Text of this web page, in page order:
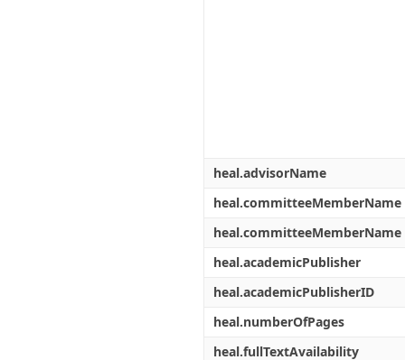
heal.advisorName
heal.committeeMemberName
heal.committeeMemberName
heal.academicPublisher
heal.academicPublisherID
heal.numberOfPages
heal.fullTextAvailability